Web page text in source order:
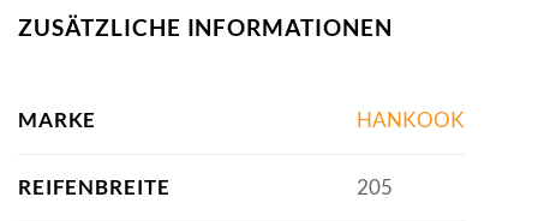
ZUSÄTZLICHE INFORMATIONEN
MARKE HANKOOK
REIFENBREITE 205